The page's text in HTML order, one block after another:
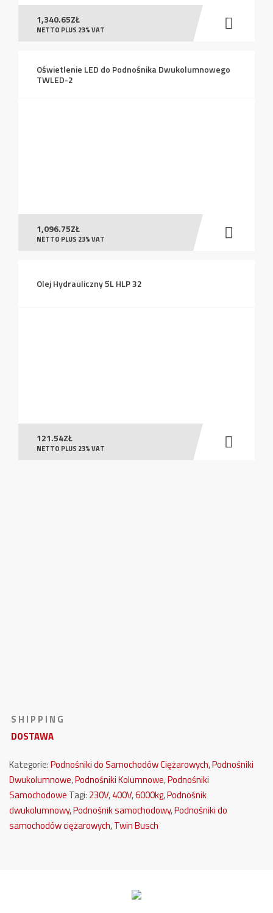
1,340.65ZŁ
NETTO PLUS 23% VAT
Oświetlenie LED do Podnośnika Dwukolumnowego
TWLED-2
1,096.75ZŁ
NETTO PLUS 23% VAT
Olej Hydrauliczny 5L HLP 32
121.54ZŁ
NETTO PLUS 23% VAT
S H I P P I N G
DOSTAWA
Kategorie:Podnośniki do Samochodów Ciężarowych,Podnośniki
Dwukolumnowe,Podnośniki Kolumnowe,Podnośniki
Samochodowe Tagi: 230V,400V,6000kg,Podnośnik
dwukolumnowy,Podnośnik samochodowy,Podnośniki do
samochodów ciężarowych,Twin Busch